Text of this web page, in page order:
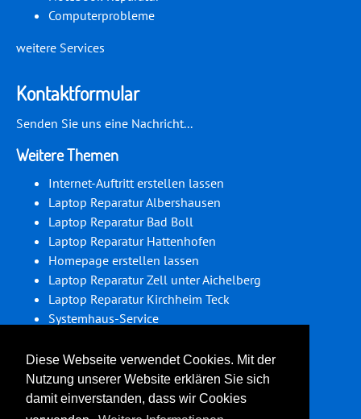
Diese Webseite verwendet Cookies. Mit der
Nutzung unserer Website erklären Sie sich
damit einverstanden, dass wir Cookies
Computerprobleme
weitere Services
Kontaktformular
Senden Sie uns eine Nachricht...
Weitere Themen
Internet-Auftritt erstellen lassen
Laptop Reparatur Albershausen
Laptop Reparatur Bad Boll
Laptop Reparatur Hattenhofen
Homepage erstellen lassen
Laptop Reparatur Zell unter Aichelberg
Laptop Reparatur Kirchheim Teck
Systemhaus-Service
PC-Service Sparwiesen
Folgen Sie uns auf Social Media: